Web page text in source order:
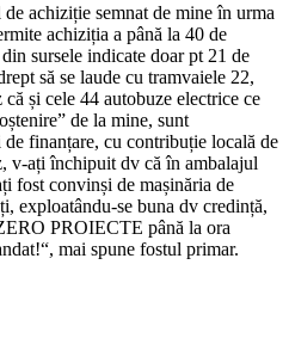
achiziție semnat de mine în urma
achiziția a până la 40 de
sursele indicate doar pt 21 de
să se laude cu tramvaiele 22,
și cele 44 autobuze electrice ce
de la mine, sunt
finanțare, cu contribuție locală de
v-ați închipuit dv că în ambalajul
fost convinși de mașinăria de
exploatându-se buna dv credință,
PROIECTE până la ora
mai spune fostul primar.